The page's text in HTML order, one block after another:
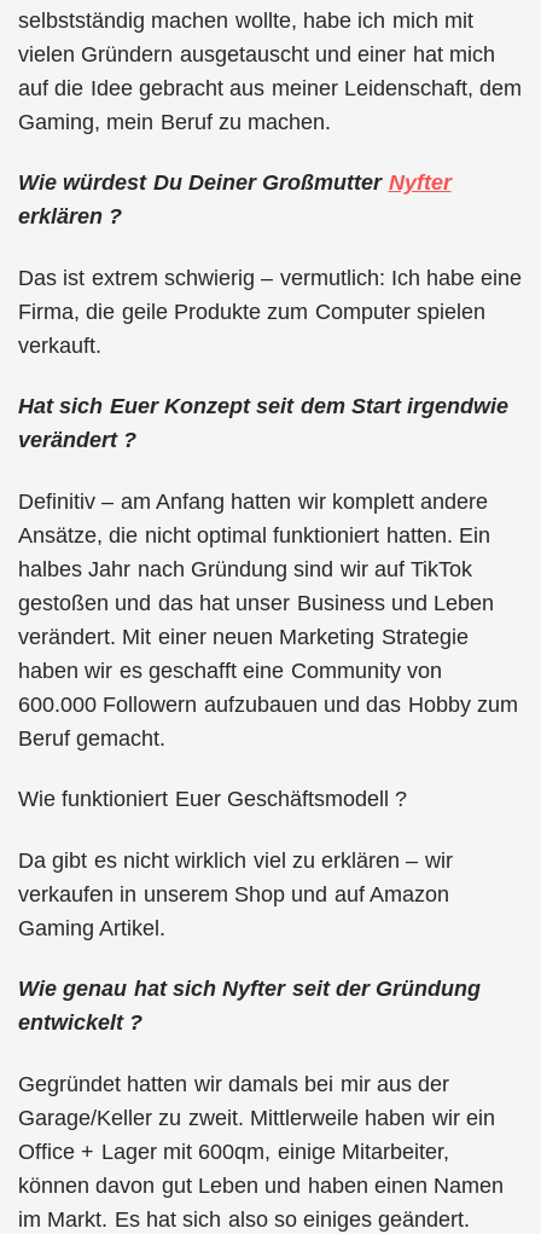
selbstständig machen wollte, habe ich mich mit
vielen Gründern ausgetauscht und einer hat mich
auf die Idee gebracht aus meiner Leidenschaft, dem
Gaming, mein Beruf zu machen.
Wie würdest Du Deiner Großmutter Nyfter
erklären ?
Das ist extrem schwierig – vermutlich: Ich habe eine
Firma, die geile Produkte zum Computer spielen
verkauft.
Hat sich Euer Konzept seit dem Start irgendwie
verändert ?
Definitiv – am Anfang hatten wir komplett andere
Ansätze, die nicht optimal funktioniert hatten. Ein
halbes Jahr nach Gründung sind wir auf TikTok
gestoßen und das hat unser Business und Leben
verändert. Mit einer neuen Marketing Strategie
haben wir es geschafft eine Community von
600.000 Followern aufzubauen und das Hobby zum
Beruf gemacht.
Wie funktioniert Euer Geschäftsmodell ?
Da gibt es nicht wirklich viel zu erklären – wir
verkaufen in unserem Shop und auf Amazon
Gaming Artikel.
Wie genau hat sich Nyfter seit der Gründung
entwickelt ?
Gegründet hatten wir damals bei mir aus der
Garage/Keller zu zweit. Mittlerweile haben wir ein
Office + Lager mit 600qm, einige Mitarbeiter,
können davon gut Leben und haben einen Namen
im Markt. Es hat sich also so einiges geändert.